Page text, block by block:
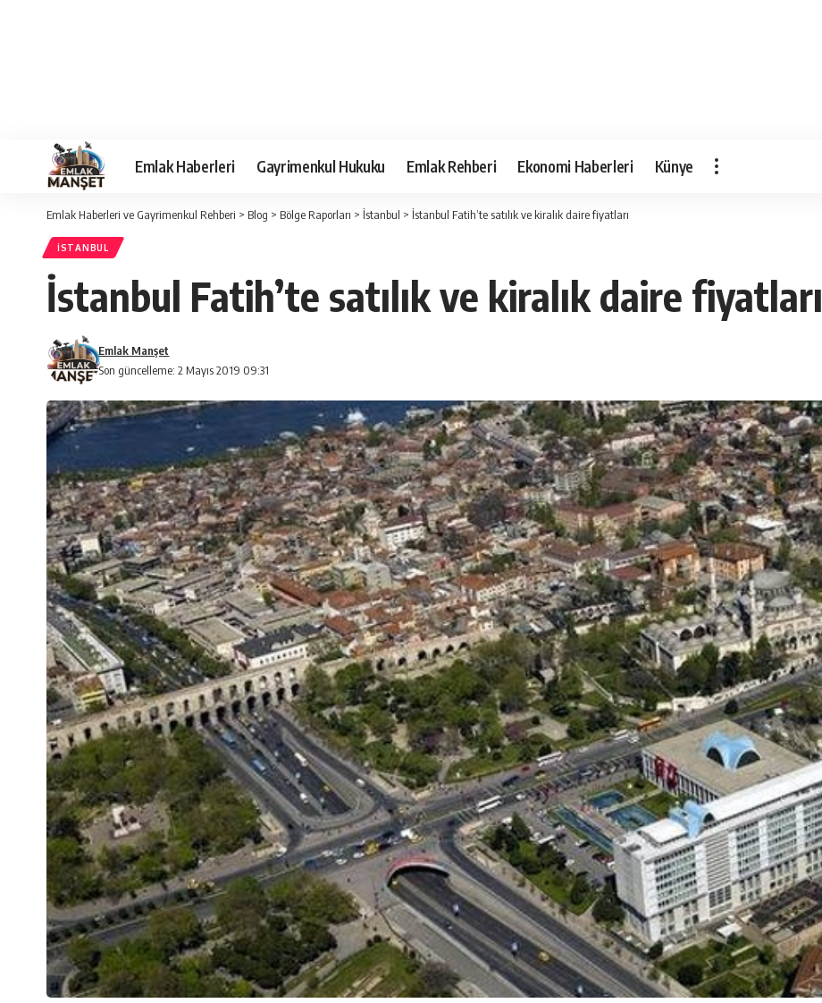
Emlak Haberleri Gayrimenkul Hukuku Emlak Rehberi Ekonomi Haberleri Künye
Emlak Haberleri ve Gayrimenkul Rehberi > Blog > Bölge Raporları > İstanbul > İstanbul Fatih’te satılık ve kiralık daire fiyatları
İSTANBUL
İstanbul Fatih’te satılık ve kiralık daire fiyatları
Son güncelleme: 2 Mayıs 2019 09:31
Emlak Manşet